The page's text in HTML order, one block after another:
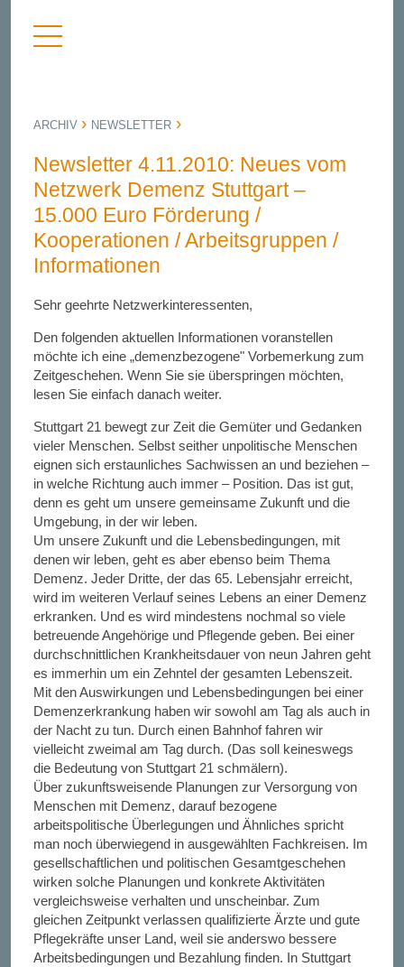
Menü
anzeigen
ARCHIV NEWSLETTER
Newsletter 4.11.2010: Neues vom
Netzwerk Demenz Stuttgart –
15.000 Euro Förderung /
Kooperationen / Arbeitsgruppen /
Informationen
Sehr geehrte Netzwerkinteressenten,
Den folgenden aktuellen Informationen voranstellen
möchte ich eine „demenzbezogene" Vorbemerkung zum
Zeitgeschehen. Wenn Sie sie überspringen möchten,
lesen Sie einfach danach weiter.
Stuttgart 21 bewegt zur Zeit die Gemüter und Gedanken
vieler Menschen. Selbst seither unpolitische Menschen
eignen sich erstaunliches Sachwissen an und beziehen –
in welche Richtung auch immer – Position. Das ist gut,
denn es geht um unsere gemeinsame Zukunft und die
Umgebung, in der wir leben.
Um unsere Zukunft und die Lebensbedingungen, mit
denen wir leben, geht es aber ebenso beim Thema
Demenz. Jeder Dritte, der das 65. Lebensjahr erreicht,
wird im weiteren Verlauf seines Lebens an einer Demenz
erkranken. Und es wird mindestens nochmal so viele
betreuende Angehörige und Pflegende geben. Bei einer
durchschnittlichen Krankheitsdauer von neun Jahren geht
es immerhin um ein Zehntel der gesamten Lebenszeit.
Mit den Auswirkungen und Lebensbedingungen bei einer
Demenzerkrankung haben wir sowohl am Tag als auch in
der Nacht zu tun. Durch einen Bahnhof fahren wir
vielleicht zweimal am Tag durch. (Das soll keineswegs
die Bedeutung von Stuttgart 21 schmälern).
Über zukunftsweisende Planungen zur Versorgung von
Menschen mit Demenz, darauf bezogene
arbeitspolitische Überlegungen und Ähnliches spricht
man noch überwiegend in ausgewählten Fachkreisen. Im
gesellschaftlichen und politischen Gesamtgeschehen
wirken solche Planungen und konkrete Aktivitäten
vergleichsweise verhalten und unscheinbar. Zum
gleichen Zeitpunkt verlassen qualifizierte Ärzte und gute
Pflegekräfte unser Land, weil sie anderswo bessere
Arbeitsbedingungen und Bezahlung finden. In Stuttgart